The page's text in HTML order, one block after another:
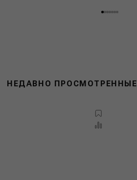
НЕДАВНО ПРОСМОТРЕННЫЕ